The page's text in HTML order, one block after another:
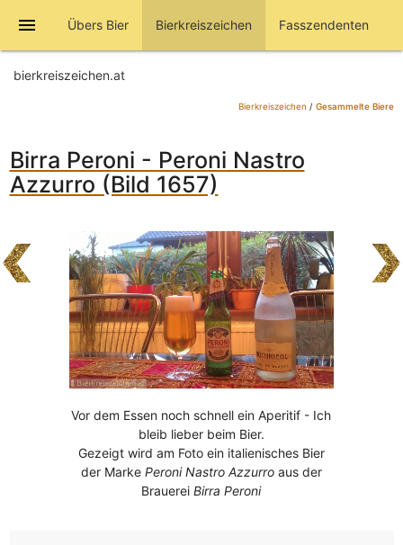
menu Übers Bier Bierkreiszeichen Fasszendenten
bierkreiszeichen.at
Bierkreiszeichen / Gesammelte Biere
Birra Peroni - Peroni Nastro
Azzurro (Bild 1657)
Vor dem Essen noch schnell ein Aperitif - Ich
bleib lieber beim Bier.
Gezeigt wird am Foto ein italienisches Bier
der Marke Peroni Nastro Azzurroaus der
BrauereiBirra Peroni